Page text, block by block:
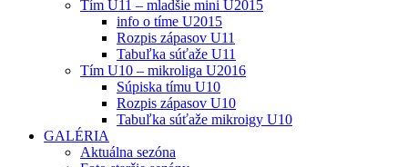
Tím U11 – mladšie mini U2015
info o tíme U2015
Rozpis zápasov U11
Tabuľka súťaže U11
Tím U10 – mikroliga U2016
Súpiska tímu U10
Rozpis zápasov U10
Tabuľka súťaže mikroigy U10
GALÉRIA
Aktuálna sezóna